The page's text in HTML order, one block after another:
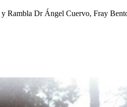
Rambla Dr Ángel Cuervo, Fray